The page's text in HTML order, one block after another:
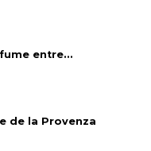
entre...
de la Provenza